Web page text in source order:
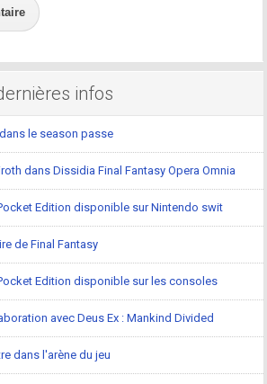
infos
le season passe
dans Dissidia Final Fantasy Opera Omnia
Edition disponible sur Nintendo swit
de Final Fantasy
Edition disponible sur les consoles
avec Deus Ex : Mankind Divided
dans l'arène du jeu